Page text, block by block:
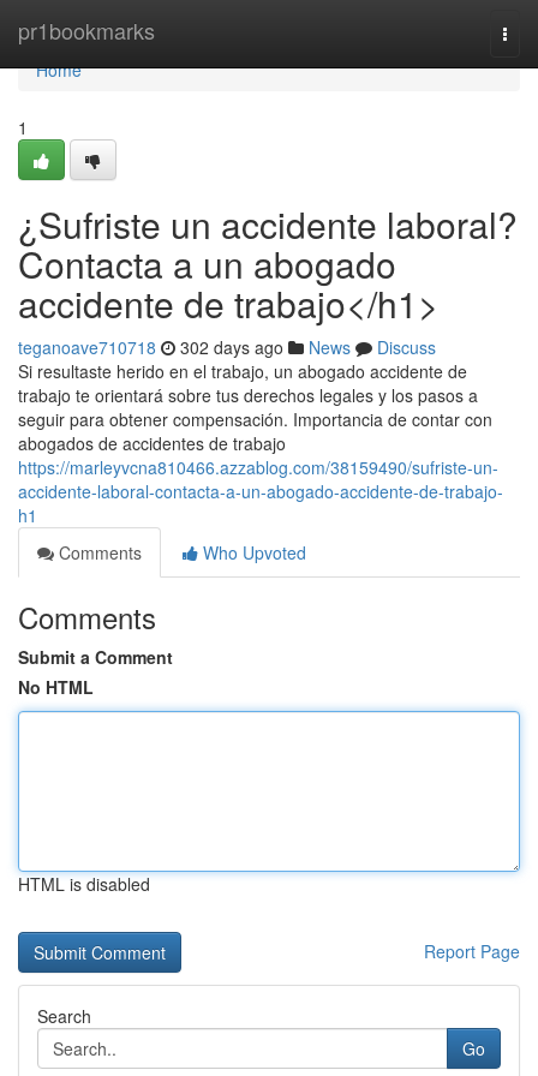
pr1bookmarks
Home
Home
1
¿Sufriste un accidente laboral?
Contacta a un abogado
accidente de trabajo</h1>
teganoave710718 302 days ago News
Discuss
Si resultaste herido en el trabajo, un abogado accidente de
trabajo te orientará sobre tus derechos legales y los pasos a
seguir para obtener compensación. Importancia de contar con
abogados de accidentes de trabajo
https://marleyvcna810466.azzablog.com/38159490/sufriste-un-
accidente-laboral-contacta-a-un-abogado-accidente-de-trabajo-
h1
Comments
Who Upvoted
Comments
Submit a Comment
No HTML
HTML is disabled
Report Page
Search
Go